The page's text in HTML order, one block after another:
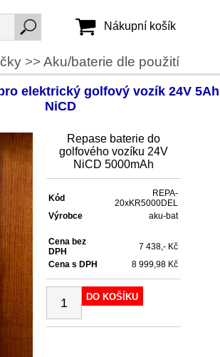
Jméno:
Heslo:
Vytvořit účet
Zapomenuté heslo
Nákupní košík
>>Aku/baterie dle použití
elektrický golfový vozík 24V 5Ah
NiCD
Repase baterie do
golfového vozíku 24V
NiCD 5000mAh
Kód
REPA-
20xKR5000DEL
Výrobce
aku-bat
Cena bez
DPH
7 438,- Kč
Cena s DPH
8 999,98 Kč
DO KOŠÍKU